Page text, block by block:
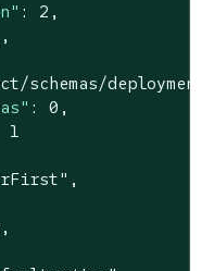
: 2 ,
,
schemas/
: 0 ,
1
,
,